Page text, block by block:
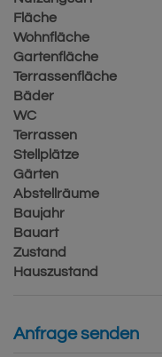
Fläche
Wohnfläche
Gartenfläche
Terrassenfläche
Bäder
WC
Terrassen
Stellplätze
Gärten
Abstellräume
Baujahr
Bauart
Zustand
Hauszustand
Anfrage senden